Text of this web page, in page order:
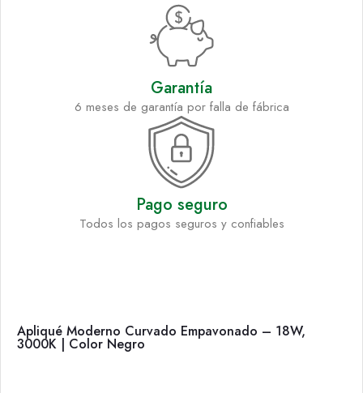
Garantía
6 meses de garantía por falla de fábrica
Pago seguro
Todos los pagos seguros y confiables
Apliqué Moderno Curvado Empavonado – 18W,
3000K | Color Negro